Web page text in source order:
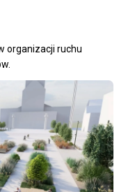
organizacji ruchu